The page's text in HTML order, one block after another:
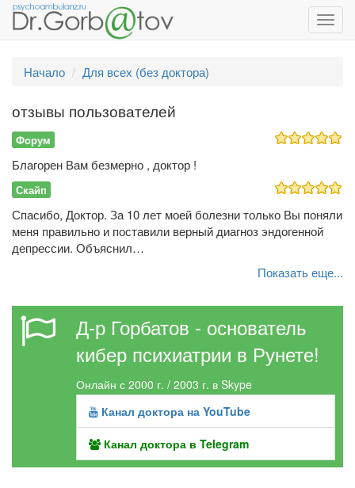
Начало
Для всех (без доктора)
отзывы пользователей
Форум
Благорен Вам безмерно , доктор !
Скайп
Спасибо, Доктор. За 10 лет моей болезни только Вы поняли
меня правильно и поставили верный диагноз эндогенной
депрессии. Объяснил…
Показать еще...
Д-р Горбатов - основатель
кибер психиатрии в Рунете!
Онлайн с 2000 г. / 2003 г. в Skype
Канал доктора на YouTube
Канал доктора в Telegram